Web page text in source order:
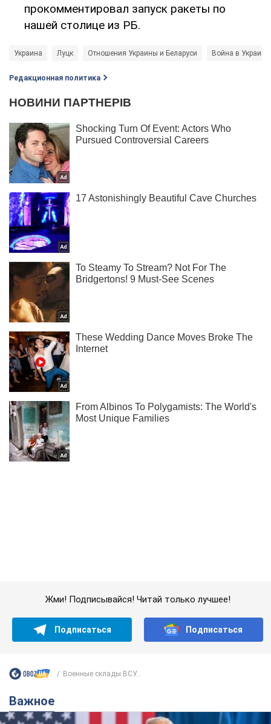
прокомментировал запуск ракеты по
нашей столице из РБ.
Украина Луцк Отношения Украины и Беларуси Война в Украине
Редакционная политика